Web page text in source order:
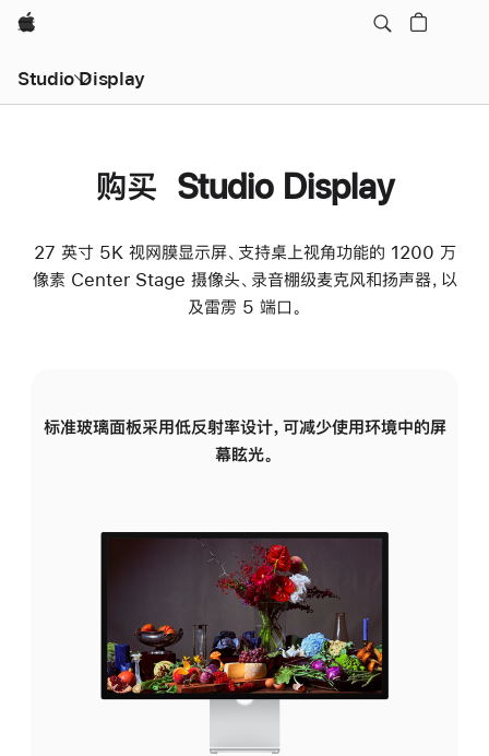
Apple
Studio Display
购买 Studio Display
27 英寸 5K 视网膜显示屏、支持桌上视角功能的 1200 万
像素 Center Stage 摄像头、录音棚级麦克风和扬声器，以
及雷雳 5 端口。
标准玻璃面板采用低反射率设计，可减少使用环境中的屏
幕眩光。